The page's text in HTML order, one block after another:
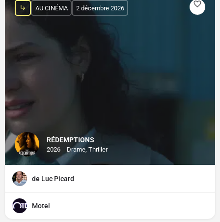
RÉDEMPTIONS
2026 Drame, Thriller
AU CINÉMA 2 décembre 2026
de Luc Picard
Motel